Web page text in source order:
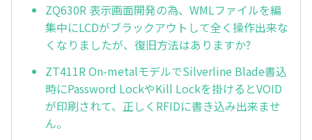
ZQ630R 表示画面開発の為、WMLファイルを編
集中にLCDがブラックアウトして全く操作出来な
くなりましたが、復旧方法はありますか?
ZT411R On-metalモデルでSilverline Blade書込
時にPassword LockやKill Lockを掛けるとVOID
が印刷されて、正しくRFIDに書き込み出来ませ
ん。